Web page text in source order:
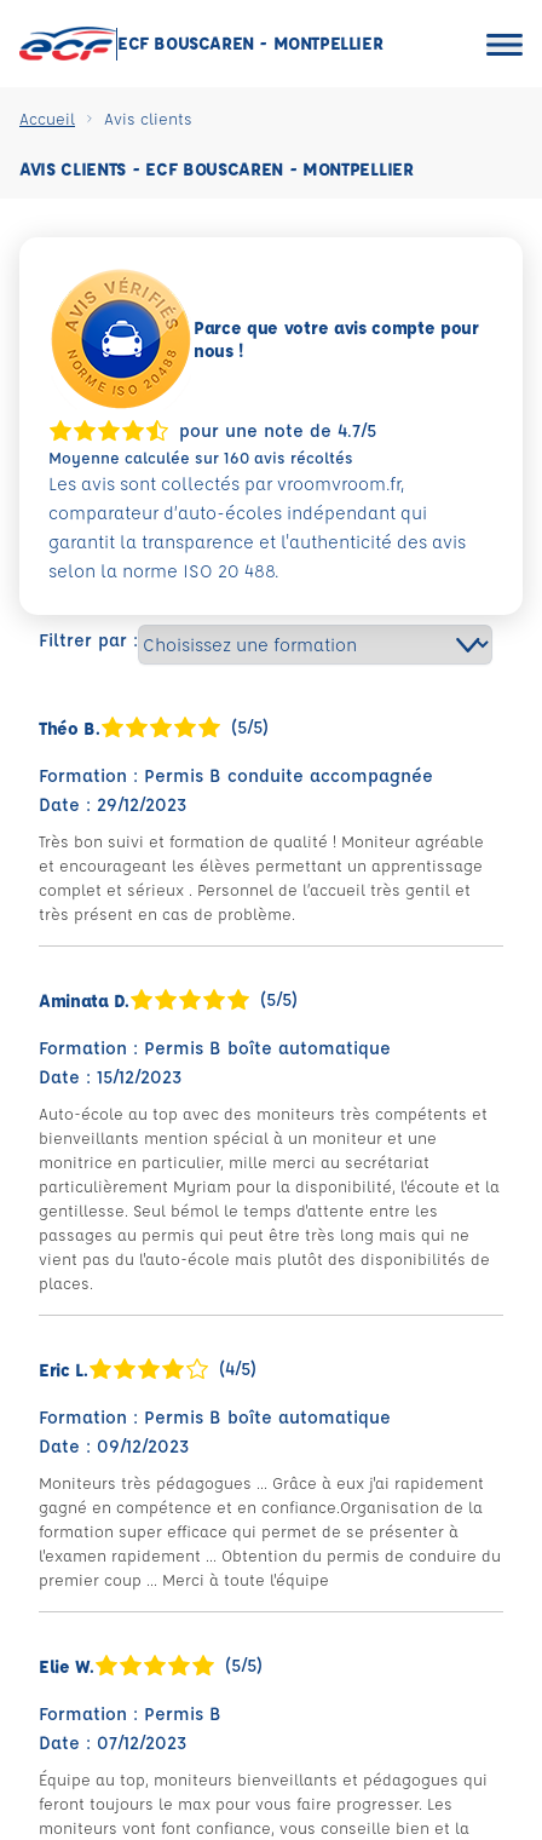
ECF BOUSCAREN - MONTPELLIER
Accueil Avis clients
AVIS CLIENTS - ECF BOUSCAREN - MONTPELLIER
Filtrer par :
Théo B. (5/5)
Formation : Permis B conduite accompagnée
Date : 29/12/2023
Très bon suivi et formation de qualité ! Moniteur agréable
et encourageant les élèves permettant un apprentissage
complet et sérieux . Personnel de l’accueil très gentil et
très présent en cas de problème.
Aminata D. (5/5)
Formation : Permis B boîte automatique
Date : 15/12/2023
Auto-école au top avec des moniteurs très compétents et
bienveillants mention spécial à un moniteur et une
monitrice en particulier, mille merci au secrétariat
particulièrement Myriam pour la disponibilité, l'écoute et la
gentillesse. Seul bémol le temps d'attente entre les
passages au permis qui peut être très long mais qui ne
vient pas du l'auto-école mais plutôt des disponibilités de
places.
Eric L. (4/5)
Formation : Permis B boîte automatique
Date : 09/12/2023
Moniteurs très pédagogues ... Grâce à eux j'ai rapidement
gagné en compétence et en confiance.Organisation de la
formation super efficace qui permet de se présenter à
l'examen rapidement ... Obtention du permis de conduire du
premier coup ... Merci à toute l'équipe
Elie W. (5/5)
Formation : Permis B
Date : 07/12/2023
Équipe au top, moniteurs bienveillants et pédagogues qui
feront toujours le max pour vous faire progresser. Les
moniteurs vont font confiance, vous conseille bien et la
Parce que votre avis compte pour
nous !
pour une note de 4.7/5
Moyenne calculée sur 160 avis récoltés
Les avis sont collectés par vroomvroom.fr,
comparateur d’auto-écoles indépendant qui
garantit la transparence et l'authenticité des avis
selon la norme ISO 20 488.